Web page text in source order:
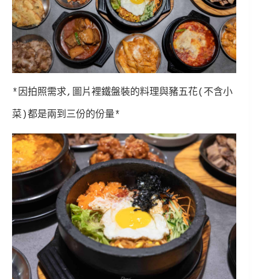
*因拍照需求,圖片裡鐵盤裝的料理與豬五花(不含小
菜)都是兩到三份的份量*